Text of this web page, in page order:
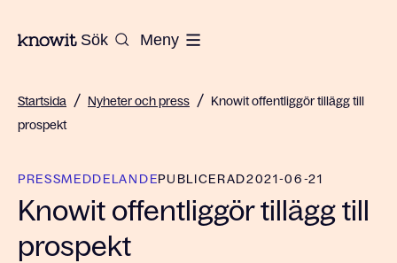
Till startsidan på Knowit
Sök Meny
Startsida / Nyheter och press / Knowit offentliggör tillägg till
prospekt
PRESSMEDDELANDEPUBLICERAD2021-06-21
Knowit offentliggör tillägg till
prospekt